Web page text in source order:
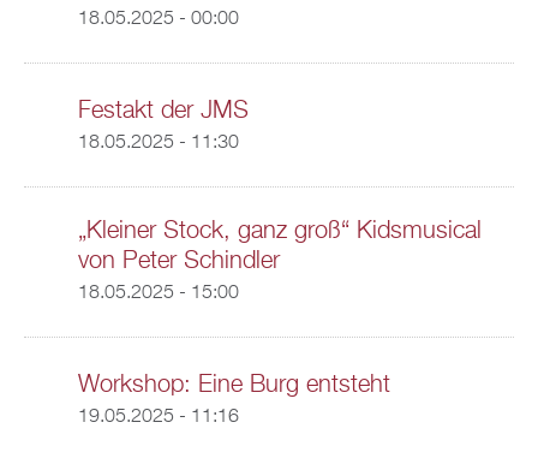
18.05.2025 - 00:00
Festakt der JMS
18.05.2025 - 11:30
„Kleiner Stock, ganz groß“ Kidsmusical
von Peter Schindler
18.05.2025 - 15:00
Workshop: Eine Burg entsteht
19.05.2025 - 11:16